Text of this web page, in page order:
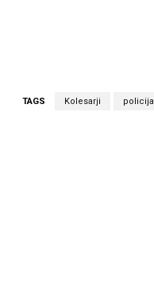
TAGS Kolesarji policija